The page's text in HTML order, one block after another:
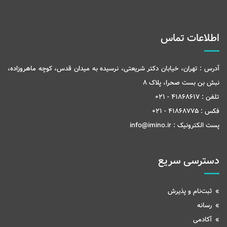
اطلاعات تماس
آدرس : تهران، خیابان دکتر شریعتی، نرسیده به میدان قدس، کوچه ماهروزاده،
نبش بن بست صحرا، پلاک 8
تلفن : 41868617 - 021
فکس : 41868775 - 021
پست الکترونیک : info@imino.ir
دسترسی سریع
ثبت‌نام و پذیرش
رسانه
آکادمی